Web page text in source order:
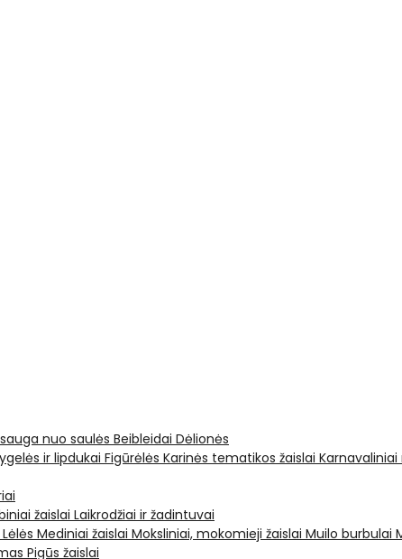
nuo saulės Beibleidai Dėlionės
ir lipdukai Figūrėlės Karinės tematikos žaislai
žaislai Laikrodžiai ir žadintuvai
Lėlės Mediniai žaislai Moksliniai, mokomieji žaislai Muilo burbulai
Pigūs žaislai